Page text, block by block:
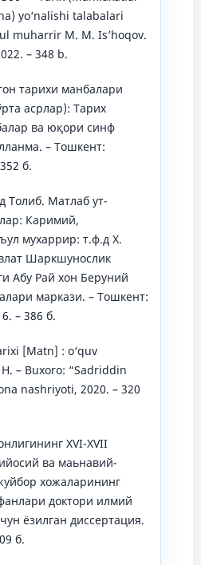
yo‘nаlishi tаlаbаlаri
muharrir M. M. Is’hoqov.
– 348 b.
тарихи манбалари
асрлар): Тарих
ва юқори синф
– Тошкент:
б.
Толиб. Матлаб ут-
Каримий,
мухаррир: т.ф.д Х.
Шаркшунослик
Абу Рай хон Беруний
маркази. – Тошкент:
– 386 б.
[Matn] : o‘quv
– Buxoro: “Sadriddin
nashriyoti, 2020. – 320
XVI-XVII
ва маьнавий-
хожаларининг
доктори илмий
ёзилган диссертация.
б.